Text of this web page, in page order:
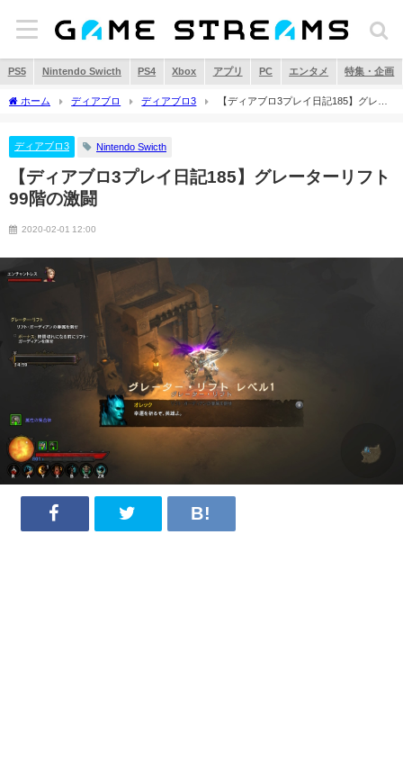
PS5 Nintendo Swicth PS4 Xbox アプリ PC エンタメ 特集・企画
ホーム ディアブロ ディアブロ3
【ディアブロ3プレイ日記185】グレー
ディアブロ3 Nintendo Swicth
【ディアブロ3プレイ日記185】グレーターリフト
99階の激闘
2020-02-01 12:00